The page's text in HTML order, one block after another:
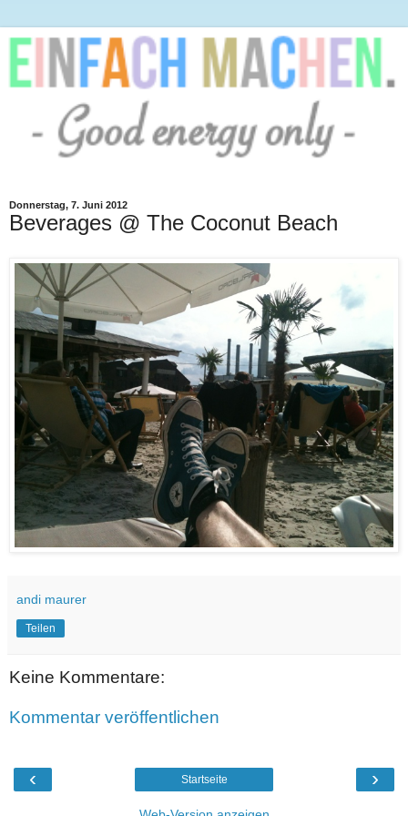
Donnerstag, 7. Juni 2012
Beverages @ The Coconut Beach
andi maurer
Teilen
Keine Kommentare:
Kommentar veröffentlichen
‹ ›
Startseite